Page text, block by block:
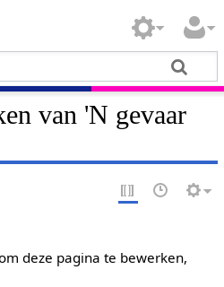
van 'N gevaar
deze pagina te bewerken,